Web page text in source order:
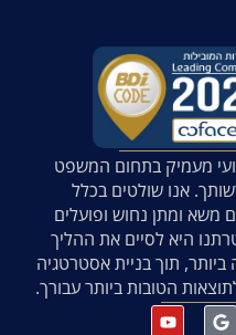
מעמיק בתחום המשפט
אנו שולטים בכלל
משא ומתן נחוש ופועלים
היא לסיים את ההליך
תוך בניית אסטרטגיה
הטובות ביותר עבורך.